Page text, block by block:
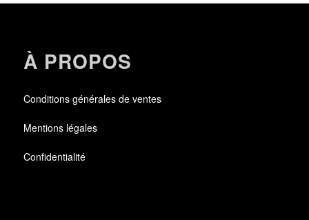
À PROPOS
Conditions générales de ventes
Mentions légales
Confidentialité